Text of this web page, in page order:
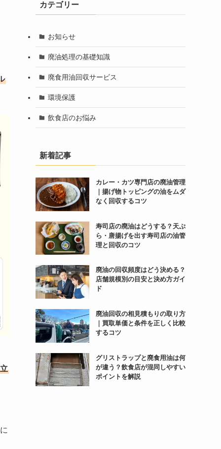
カテゴリー
お知らせ
廃油処理の基礎知識
廃食用油回収サービス
環境保護
飲食店のお悩み
新着記事
カレー・カツ専門店の廃油管理
｜揚げ物トッピングの油をムダ
なく回収するコツ
寿司店の廃油はどうする？天ぷ
ら・唐揚げを出す寿司店の油管
理と回収のコツ
廃油の回収頻度はどう決める？
店舗規模別の目安と決め方ガイ
ド
廃油回収の相見積もりの取り方
｜買取単価と条件を正しく比較
するコツ
グリストラップと廃食用油は何
が違う？飲食店が混同しやすい
ポイントを解説